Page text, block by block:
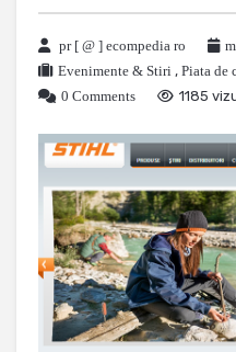
pr [ @ ] ecompedia ro
Evenimente & Stiri , Piata de
0 Comments
1185